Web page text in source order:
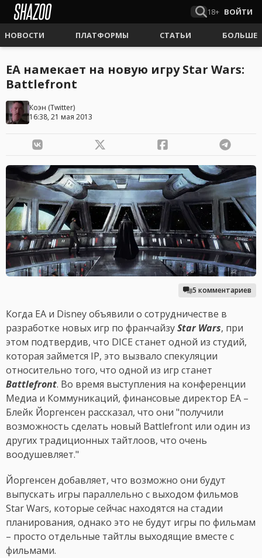
18+ ВОЙТИ
НОВОСТИ ПЛАТФОРМЫ СТАТЬИ БОЛЬШЕ
EA намекает на новую игру Star Wars:
Battlefront
Коэн (Twitter)
16:38, 21 мая 2013
5 комментариев
Когда EA и Disney объявили о сотрудничестве в
разработке новых игр по франчайзуStar Wars, при
этом подтвердив, что DICE станет одной из студий,
которая займется IP, это вызвало спекуляции
относительно того, что одной из игр станет
Battlefront. Во время выступления на конференции
Медиа и Коммуникаций, финансовые директор EA –
Блейк Йоргенсен рассказал, что они "получили
возможность сделать новый Battlefront или один из
других традиционных тайтлоов, что очень
воодушевляет."
Йоргенсен добавляет, что возможно они будут
выпускать игры параллельно с выходом фильмов
Star Wars, которые сейчас находятся на стадии
планирования, однако это не будут игры по фильмам
– просто отдельные тайтлы выходящие вместе с
фильмами.